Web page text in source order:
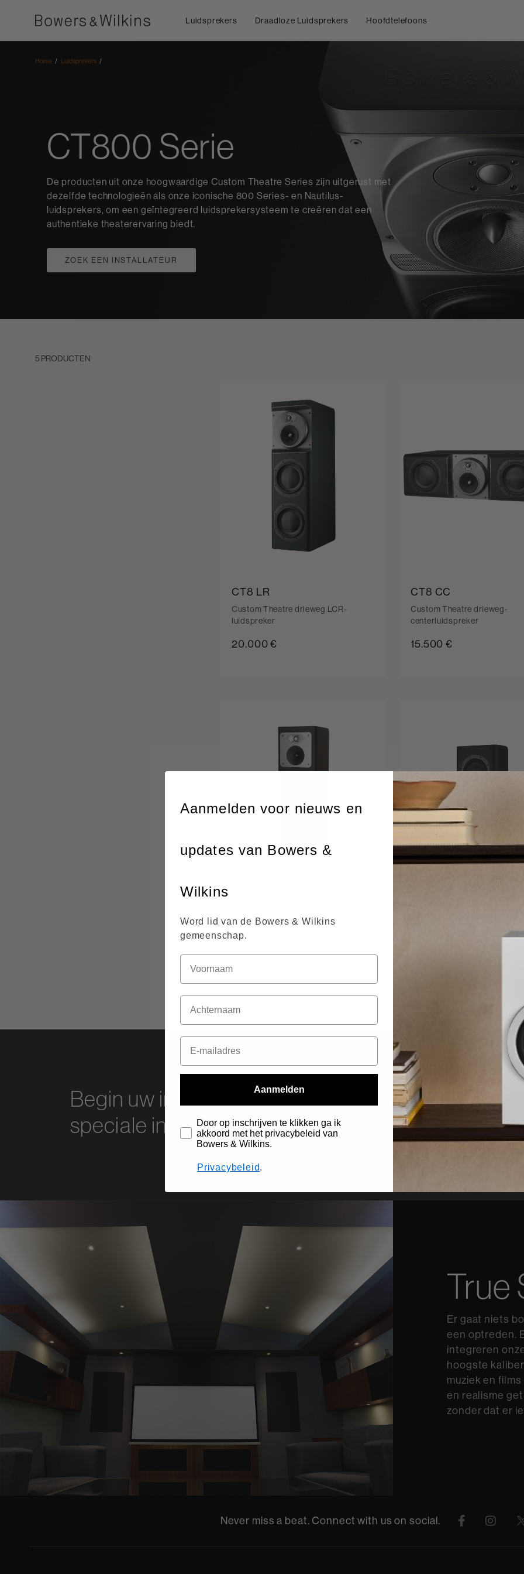
Luidsprekers Draadloze Luidsprekers Hoofdtelefoons
Home Luidsprekers
CT800 Serie
De producten uit onze hoogwaardige Custom Theatre Series zijn uitgerust met
dezelfde technologieën als onze iconische 800 Series- en Nautilus-
luidsprekers, om een geïntegreerd luidsprekersysteem te creëren dat een
authentieke theaterervaring biedt.
ZOEK EEN INSTALLATEUR
5 PRODUCTEN
CT8 LR
Custom Theatre drieweg LCR-
luidspreker
20.000 €
CT8 CC
Custom Theatre drieweg-
centerluidspreker
15.500 €
Custom Theatre drieweg LCR-
luidspreker
7.800 €
Begin uw installatie op maat goed met onze
speciale installateurs.
True
Er gaat niets
een optreden.
integreren
hoogste
muziek en
en realisme
zonder dat er
Never miss a beat. Connect with us on social.
Aanmelden voor nieuws en
updates van Bowers &
Wilkins
Word lid van de Bowers & Wilkins
gemeenschap.
Aanmelden
Door op inschrijven te klikken ga ik
akkoord met het privacybeleid van
Bowers & Wilkins.
Privacybeleid.